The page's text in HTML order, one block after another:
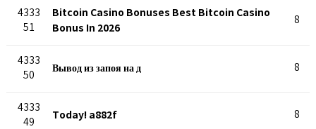
4333
51
Bitcoin Casino Bonuses Best Bitcoin Casino
Bonus In 2026
8
4333
50
Вывод из запоя на д 8
4333
49
Today! a882f 8